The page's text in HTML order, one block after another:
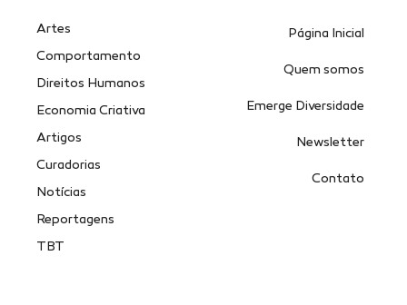
Artes
Comportamento
Direitos Humanos
Economia Criativa
Artigos
Curadorias
Notícias
Reportagens
TBT
Página Inicial
Quem somos
Emerge Diversidade
Newsletter
Contato